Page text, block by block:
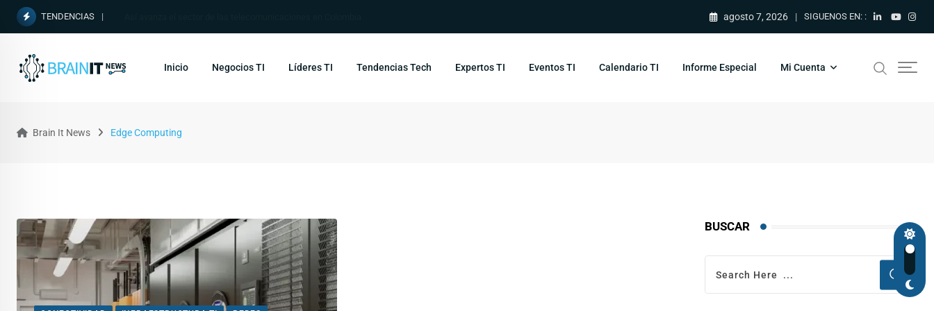
TENDENCIAS agosto 7, 2026 SIGUENOS EN: :
Inicio Negocios TI Líderes TI Tendencias Tech Expertos TI Eventos TI Calendario TI Informe Especial Mi Cuenta
Brain It News Edge Computing
BUSCAR